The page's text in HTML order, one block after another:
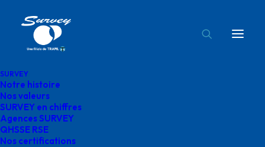
SURVEY
Notre histoire
Nos valeurs
SURVEY en chiffres
Agences SURVEY
QHSSE RSE
Nos certifications